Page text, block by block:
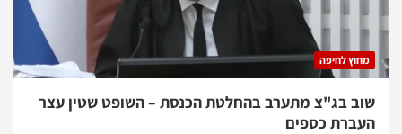
מחוץ לחיפה
שוב בג"צ מתערב בהחלטת הכנסת – השופט שטין עצר
העברת כספים